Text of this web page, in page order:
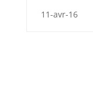
11-avr-16